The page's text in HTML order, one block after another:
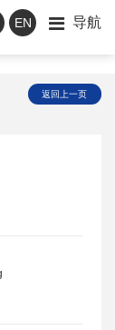
EN 导航
返回上一页